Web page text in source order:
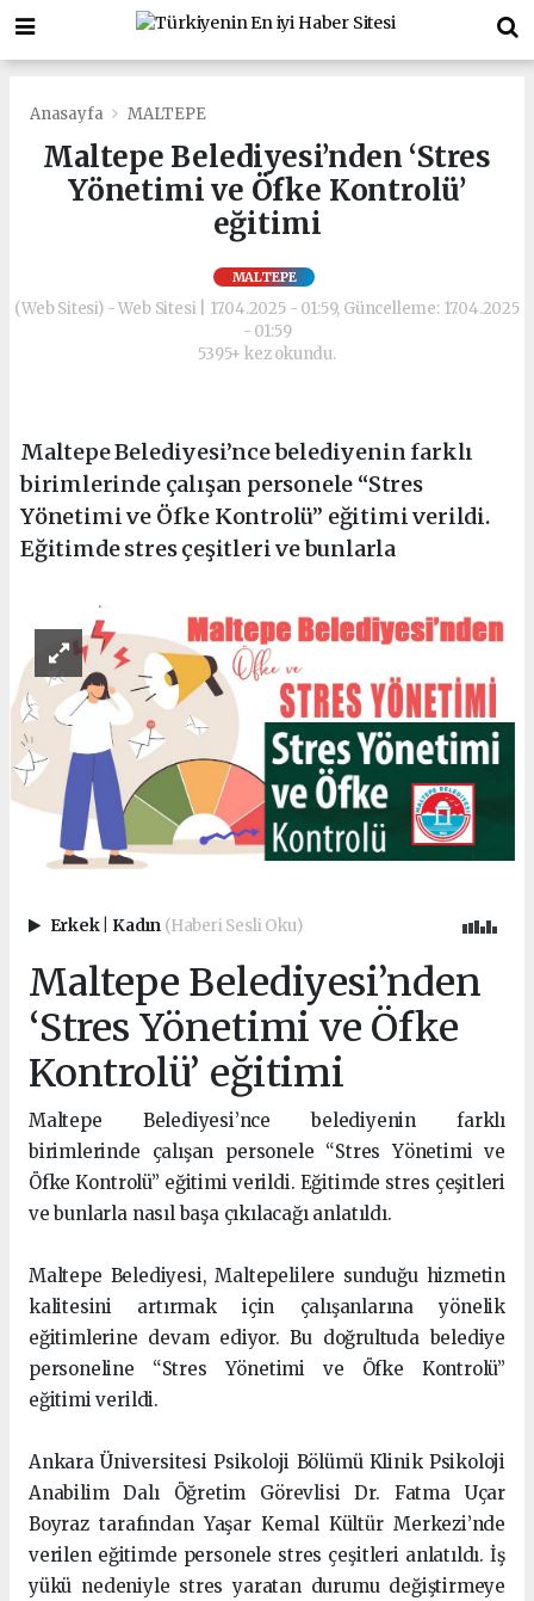
Anasayfa MALTEPE
Maltepe Belediyesi’nden ‘Stres
Yönetimi ve Öfke Kontrolü’
eğitimi
MALTEPE
(Web Sitesi) - Web Sitesi | 17.04.2025 - 01:59, Güncelleme: 17.04.2025
- 01:59
5395+ kez okundu.
Maltepe Belediyesi’nce belediyenin farklı
birimlerinde çalışan personele “Stres
Yönetimi ve Öfke Kontrolü” eğitimi verildi.
Eğitimde stres çeşitleri ve bunlarla
Erkek Kadın (Haberi Sesli Oku)
Maltepe Belediyesi’nden
‘Stres Yönetimi ve Öfke
Kontrolü’ eğitimi
Maltepe Belediyesi’nce belediyenin farklı
birimlerinde çalışan personele “Stres Yönetimi ve
Öfke Kontrolü” eğitimi verildi. Eğitimde stres çeşitleri
ve bunlarla nasıl başa çıkılacağı anlatıldı.
Maltepe Belediyesi, Maltepelilere sunduğu hizmetin
kalitesini artırmak için çalışanlarına yönelik
eğitimlerine devam ediyor. Bu doğrultuda belediye
personeline “Stres Yönetimi ve Öfke Kontrolü”
eğitimi verildi.
Ankara Üniversitesi Psikoloji Bölümü Klinik Psikoloji
Anabilim Dalı Öğretim Görevlisi Dr. Fatma Uçar
Boyraz tarafından Yaşar Kemal Kültür Merkezi’nde
verilen eğitimde personele stres çeşitleri anlatıldı. İş
yükü nedeniyle stres yaratan durumu değiştirmeye